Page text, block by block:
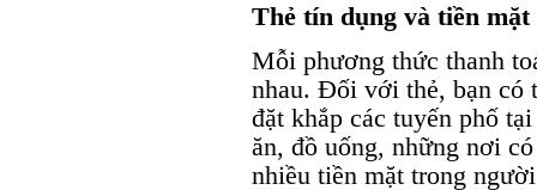
Thẻ tín dụng và tiền mặt
Mỗi phương thức thanh
nhau. Đối với thẻ, bạn có
đặt khắp các tuyến phố
ăn, đồ uống, những nơi
nhiều tiền mặt trong